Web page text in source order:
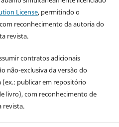
License, permitindo o
reconhecimento da autoria do
revista.
contratos adicionais
não-exclusiva da versão do
publicar em repositório
livro), com reconhecimento de
revista.